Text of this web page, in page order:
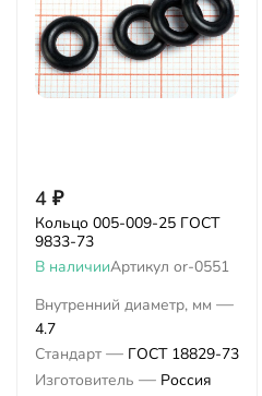
4 ₽
Кольцо 005-009-25 ГОСТ
9833-73
В наличииАртикул or-0551
Внутренний диаметр, мм —
4.7
Стандарт — ГОСТ 18829-73
Изготовитель — Россия